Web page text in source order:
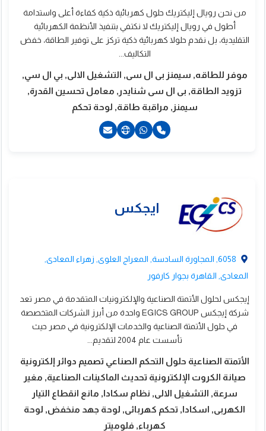
من نحن رويال إليكتريك حلول كهربائية ذكية كفاءة أعلى واستدامة
أطول في رويال إليكتريك لا نكتفي بتنفيذ الأنظمة الكهربائية
التقليدية، بل نقدم حلولا كهربائية ذكية تركز على توفير الطاقة، خفض
التكاليف...
موفر للطاقه, سيمنز بى ال سى, التشغيل الالى, بي ال سي,
تزويد الطاقة, بى ال سى شنايدر, معامل تحسين القدرة,
سيمنز, مراقبة طاقة, لوحة تحكم
6058, المجاورة السادسة, المعراج العلوى, زهراء المعادى,
المعادى, القاهرة بجوار كارفور
إيجكس لحلول الأتمتة الصناعية والإلكترونيات المتقدمة في مصر تعد
شركة إيجكس EGICS GROUP واحدة من أبرز الشركات المتخصصة
في حلول الأتمتة الصناعية والخدمات الإلكترونية في مصر حيث
تأسست عام 2004 لتقديم...
الأتمتة الصناعية حلول التحكم الصناعي تصميم دوائر إلكترونية
صيانة الكروت الإلكترونية تحديث الماكينات الصناعية, مغير
سرعة, التشغيل الالى, نظام سكادا, مانع انقطاع التيار
الكهربى, اسكادا, تحكم كهربائى, لوحة جهد منخفض, لوحة
كهرباء, فلوميتر